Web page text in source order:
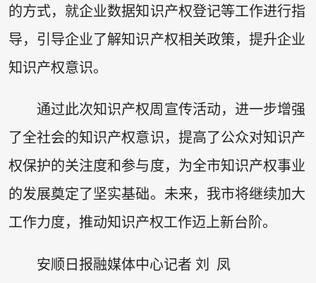
的方式，就企业数据知识产权登记等工作进行指
导，引导企业了解知识产权相关政策，提升企业
知识产权意识。
通过此次知识产权周宣传活动，进一步增强
了全社会的知识产权意识，提高了公众对知识产
权保护的关注度和参与度，为全市知识产权事业
的发展奠定了坚实基础。未来，我市将继续加大
工作力度，推动知识产权工作迈上新台阶。
安顺日报融媒体中心记者 刘 凤